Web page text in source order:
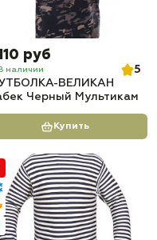
руб
В наличии
5
ВЕЛИКАН
Черный Мультикам
Купить